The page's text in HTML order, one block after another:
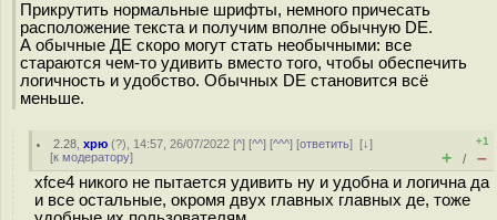
Прикрутить нормальные шрифты, немного причесать
расположение текста и получим вполне обычную DE.
А обычные ДЕ скоро могут стать необычными: все
стараются чем-то удивить вместо того, чтобы обеспечить
логичность и удобство. Обычных DE становится всё
меньше.
2.28 ,хрю (?), 14:57, 26/07/2022 [^] [^^] [^^^] [ответить][↓]
[к модератору]
+1
+ / –
xfce4 никого не пытается удивить ну и удобна и логична да
и все остальные, окромя двух главных главных де, тоже